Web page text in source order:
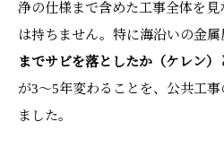
浄の仕様まで含めた工事全体を
は持ちません。特に海沿いの金
までサビを落としたか（ケレン
が3～5年変わることを、公共工
ました。